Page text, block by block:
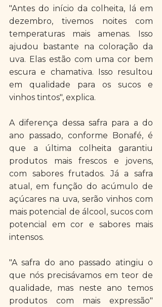
"Antes do início da colheita, lá em
dezembro, tivemos noites com
temperaturas mais amenas. Isso
ajudou bastante na coloração da
uva. Elas estão com uma cor bem
escura e chamativa. Isso resultou
em qualidade para os sucos e
vinhos tintos", explica.
A diferença dessa safra para a do
ano passado, conforme Bonafé, é
que a última colheita garantiu
produtos mais frescos e jovens,
com sabores frutados. Já a safra
atual, em função do acúmulo de
açúcares na uva, serão vinhos com
mais potencial de álcool, sucos com
potencial em cor e sabores mais
intensos.
"A safra do ano passado atingiu o
que nós precisávamos em teor de
qualidade, mas neste ano temos
produtos com mais expressão"